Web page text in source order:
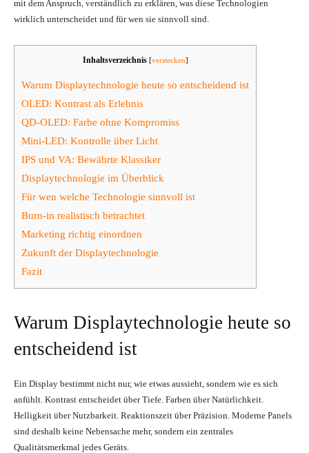
mit dem Anspruch, verständlich zu erklären, was diese Technologien
wirklich unterscheidet und für wen sie sinnvoll sind.
Inhaltsverzeichnis [verstecken]
Warum Displaytechnologie heute so entscheidend ist
OLED: Kontrast als Erlebnis
QD-OLED: Farbe ohne Kompromiss
Mini-LED: Kontrolle über Licht
IPS und VA: Bewährte Klassiker
Displaytechnologie im Überblick
Für wen welche Technologie sinnvoll ist
Burn-in realistisch betrachtet
Marketing richtig einordnen
Zukunft der Displaytechnologie
Fazit
Warum Displaytechnologie heute so
entscheidend ist
Ein Display bestimmt nicht nur, wie etwas aussieht, sondern wie es sich
anfühlt. Kontrast entscheidet über Tiefe. Farben über Natürlichkeit.
Helligkeit über Nutzbarkeit. Reaktionszeit über Präzision. Moderne Panels
sind deshalb keine Nebensache mehr, sondern ein zentrales
Qualitätsmerkmal jedes Geräts.